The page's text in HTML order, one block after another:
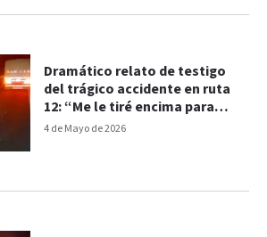
4 de Mayo de 2026
Dramático relato de testigo
del trágico accidente en ruta
12: “Me le tiré encima para
apagar las llamas”